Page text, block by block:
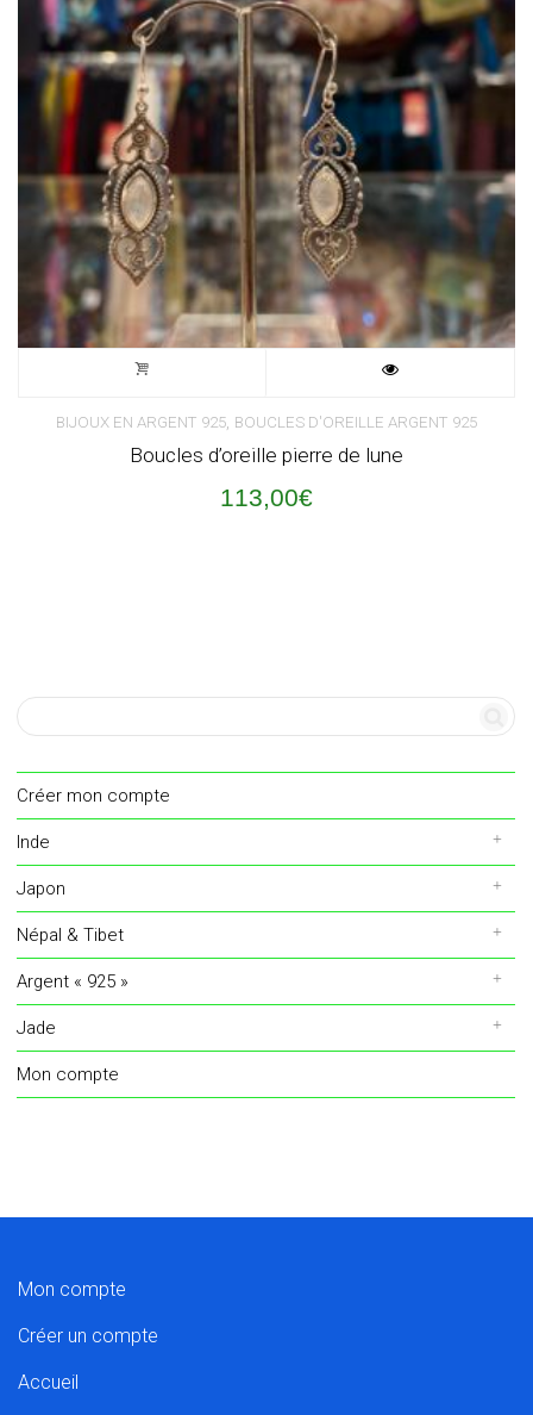
BIJOUX EN ARGENT 925, BOUCLES D'OREILLE ARGENT 925
Boucles d’oreille pierre de lune
113,00€
Créer mon compte
Inde
Japon
Népal & Tibet
Argent « 925 »
Jade
Mon compte
Mon compte
Créer un compte
Accueil